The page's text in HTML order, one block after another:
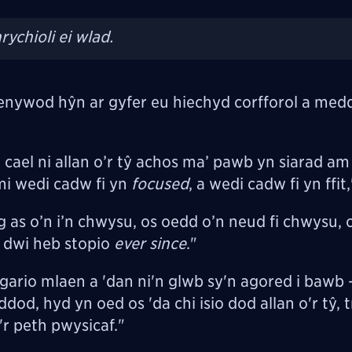
ei wlad.
hŷn ar gyfer eu hiechyd corfforol a
ni allan o’r tŷ achos ma’ pawb yn siarad
wedi cadw fi yn focused, a wedi cadw fi yn
o’n i’n chwysu, os oedd o’n neud fi chwysu,
heb stopio ever since."
mlaen a 'dan ni'n glwb sy'n agored i bawb
hyd yn oed os 'da chi isio dod allan o'r tŷ,
peth pwysicaf."